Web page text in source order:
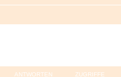
ANTWORTEN ZUGRIFFE